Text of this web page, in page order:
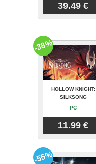
39.49 €
HOLLOW KNIGHT:
SILKSONG
PC
11.99 €
-38%
-55%